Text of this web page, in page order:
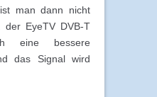
man dann nicht
der EyeTV DVB-T
eine bessere
das Signal wird